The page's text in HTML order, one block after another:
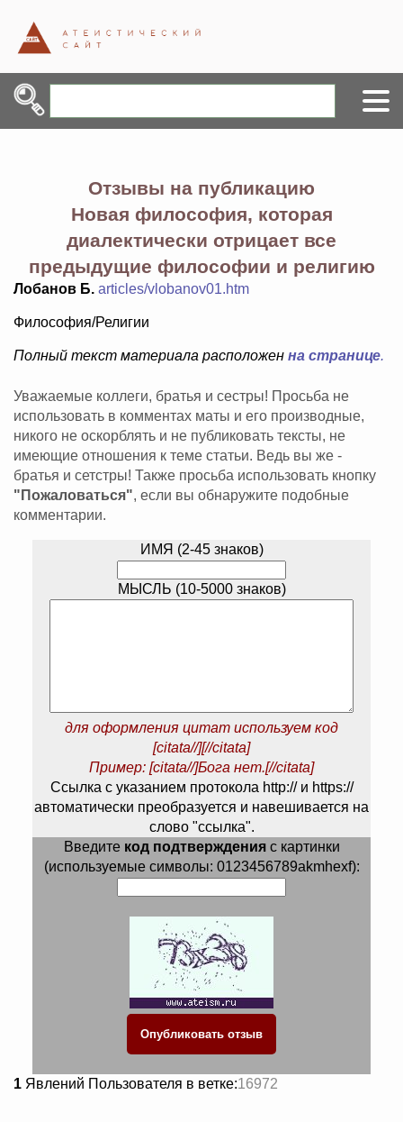
Отзывы на публикацию
Новая философия, которая
диалектически отрицает все
предыдущие философии и религию
Лобанов Б. articles/vlobanov01.htm
Философия/Религии
Полный текст материала расположен на странице.
Уважаемые коллеги, братья и сестры! Просьба не
использовать в комментах маты и его производные,
никого не оскорблять и не публиковать тексты, не
имеющие отношения к теме статьи. Ведь вы же -
братья и сетстры! Также просьба использовать кнопку
"Пожаловаться", если вы обнаружите подобные
комментарии.
ИМЯ (2-45 знаков)
МЫСЛЬ (10-5000 знаков)
для оформления цитат используем код
[citata//][//citata]
Пример: [citata//]Бога нет.[//citata]
Ссылка с указанием протокола http:// и https://
автоматически преобразуется и навешивается на
слово "ссылка".
Введите код подтвержденияс картинки
(используемые символы: 0123456789akmhexf):
1 Явлений Пользователя в ветке:16972